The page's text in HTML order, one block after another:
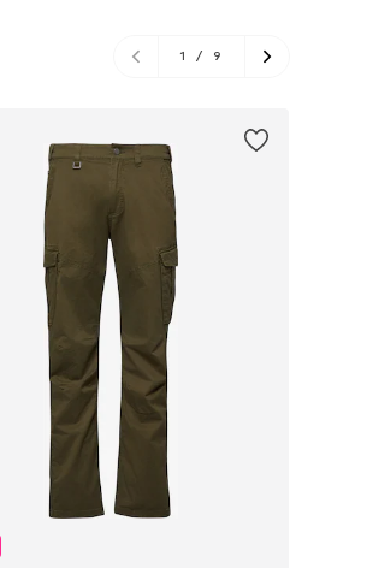
1 / 9